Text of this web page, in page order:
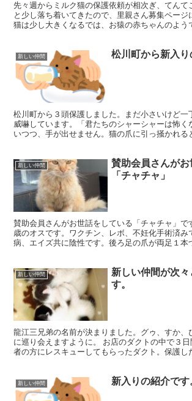
先々週からミルク猫の保護依頼が相次ぎ、てんて
と少し落ち着いてきたので、里親さん募集ページ
猫は少し大きくなるでは、お猿の赤ちゃんのよう
新しい仲間 松川町から新入り
松川町から３頭保護しました。まだ小さいけど一
威嚇しています。「君たちのシャーシャーは怖く
いつつ、手が出せません。猫の爪に引っ掻かれる
新しい仲間
賛助会員さんが
「チャチャ」
賛助会員さんがお世話をしている「チャチャ」で
歳のオスです。ワクチン、レボ、不妊化手術済み
病、エイズ共に陰性です。後ろ足の爪が両足１本
新しい仲間
新しい仲間が次々
す。
龍江三兄弟の名前が決まりました。グゥ、すか、
に巡り会えますように。 お店のダクトの中で３
者の方にレスキューしてもらったダクト。保護し
新しい仲間 新入りの紹介です